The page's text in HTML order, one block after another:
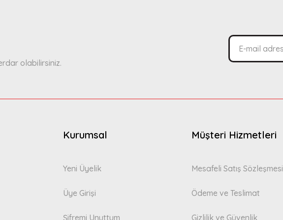
olabilirsiniz.
Kurumsal
Yeni Üyelik
Üye Girişi
Şifremi Unuttum
Müşteri Hizmetleri
Mesafeli Satış Sözleşmesi
Ödeme ve Teslimat
Gizlilik ve Güvenlik